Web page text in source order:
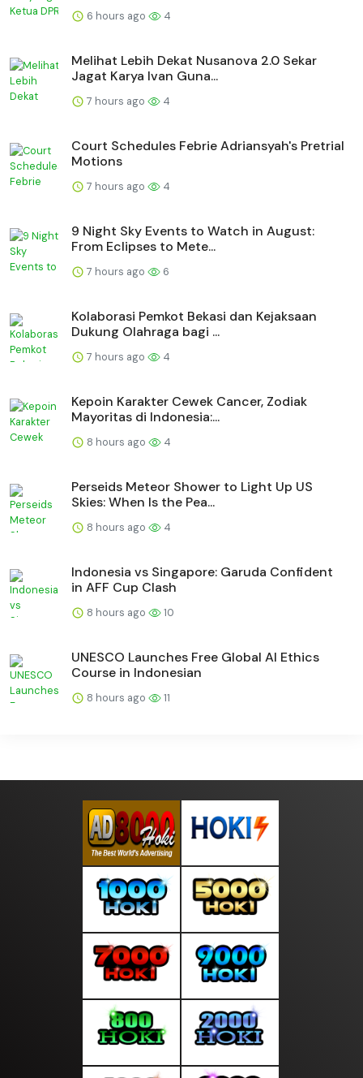
6 hours ago 4
Melihat Lebih Dekat Nusanova 2.0 Sekar
Jagat Karya Ivan Guna...
7 hours ago 4
Court Schedules Febrie Adriansyah's Pretrial
Motions
7 hours ago 4
9 Night Sky Events to Watch in August:
From Eclipses to Mete...
7 hours ago 6
Kolaborasi Pemkot Bekasi dan Kejaksaan
Dukung Olahraga bagi ...
7 hours ago 4
Kepoin Karakter Cewek Cancer, Zodiak
Mayoritas di Indonesia:...
8 hours ago 4
Perseids Meteor Shower to Light Up US
Skies: When Is the Pea...
8 hours ago 4
Indonesia vs Singapore: Garuda Confident
in AFF Cup Clash
8 hours ago 10
UNESCO Launches Free Global AI Ethics
Course in Indonesian
8 hours ago 11